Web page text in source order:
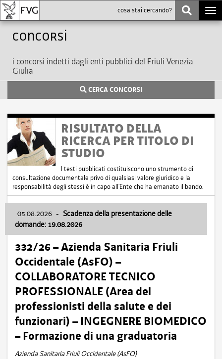
Concorsi
i concorsi indetti dagli enti pubblici del Friuli Venezia
Giulia
CERCA CONCORSI
RISULTATO DELLA
RICERCA PER TITOLO DI
STUDIO
I testi pubblicati costituiscono uno strumento di
consultazione documentale privo di qualsiasi valore giuridico e la
responsabilità degli stessi è in capo all'Ente che ha emanato il bando.
05.08.2026 - Scadenza della presentazione delle
domande: 19.08.2026
332/26 – Azienda Sanitaria Friuli
Occidentale (AsFO) –
COLLABORATORE TECNICO
PROFESSIONALE (Area dei
professionisti della salute e dei
funzionari) – INGEGNERE BIOMEDICO
– Formazione di una graduatoria
Azienda Sanitaria Friuli Occidentale (AsFO)